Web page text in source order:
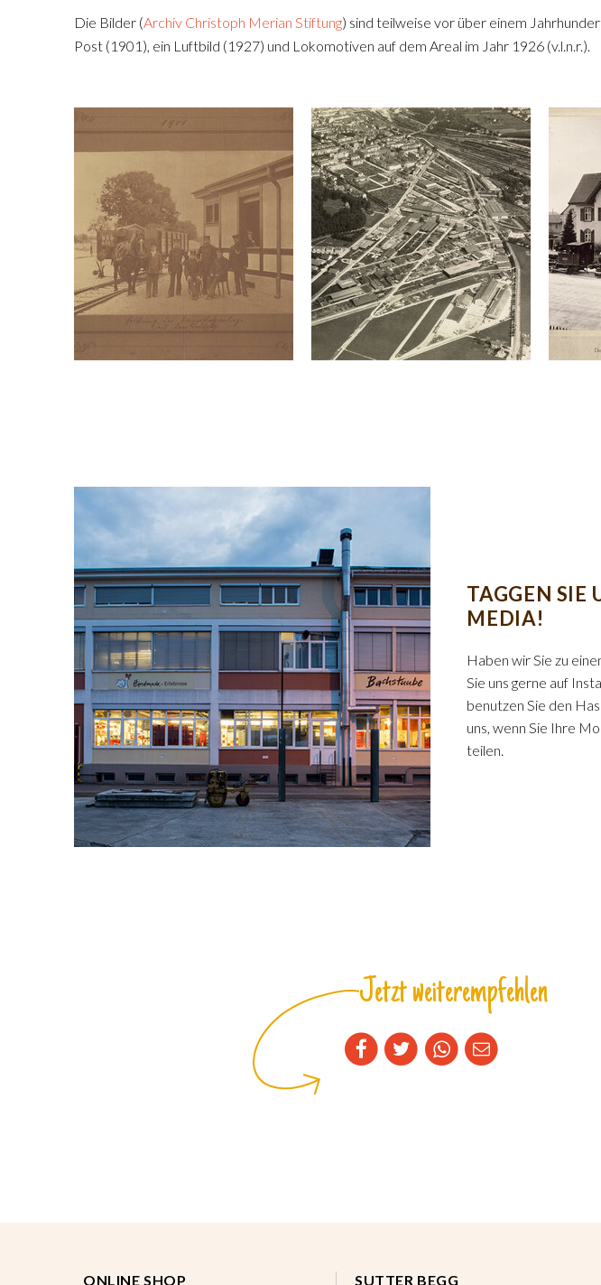
Die Bilder (Archiv Christoph Merian Stiftung) sind teilweise vor über einem
Post (1901), ein Luftbild (1927) und Lokomotiven auf dem Areal im Jahr 1926 (v.l.n.r.).
TAGGEN SIE
MEDIA!
Haben wir Sie zu
Sie uns gerne auf
benutzen Sie den
uns, wenn Sie Ihre
teilen.
Jetzt weiterempfehlen
ONLINE SHOP SUTTER BEGG